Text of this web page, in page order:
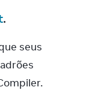
.
seus